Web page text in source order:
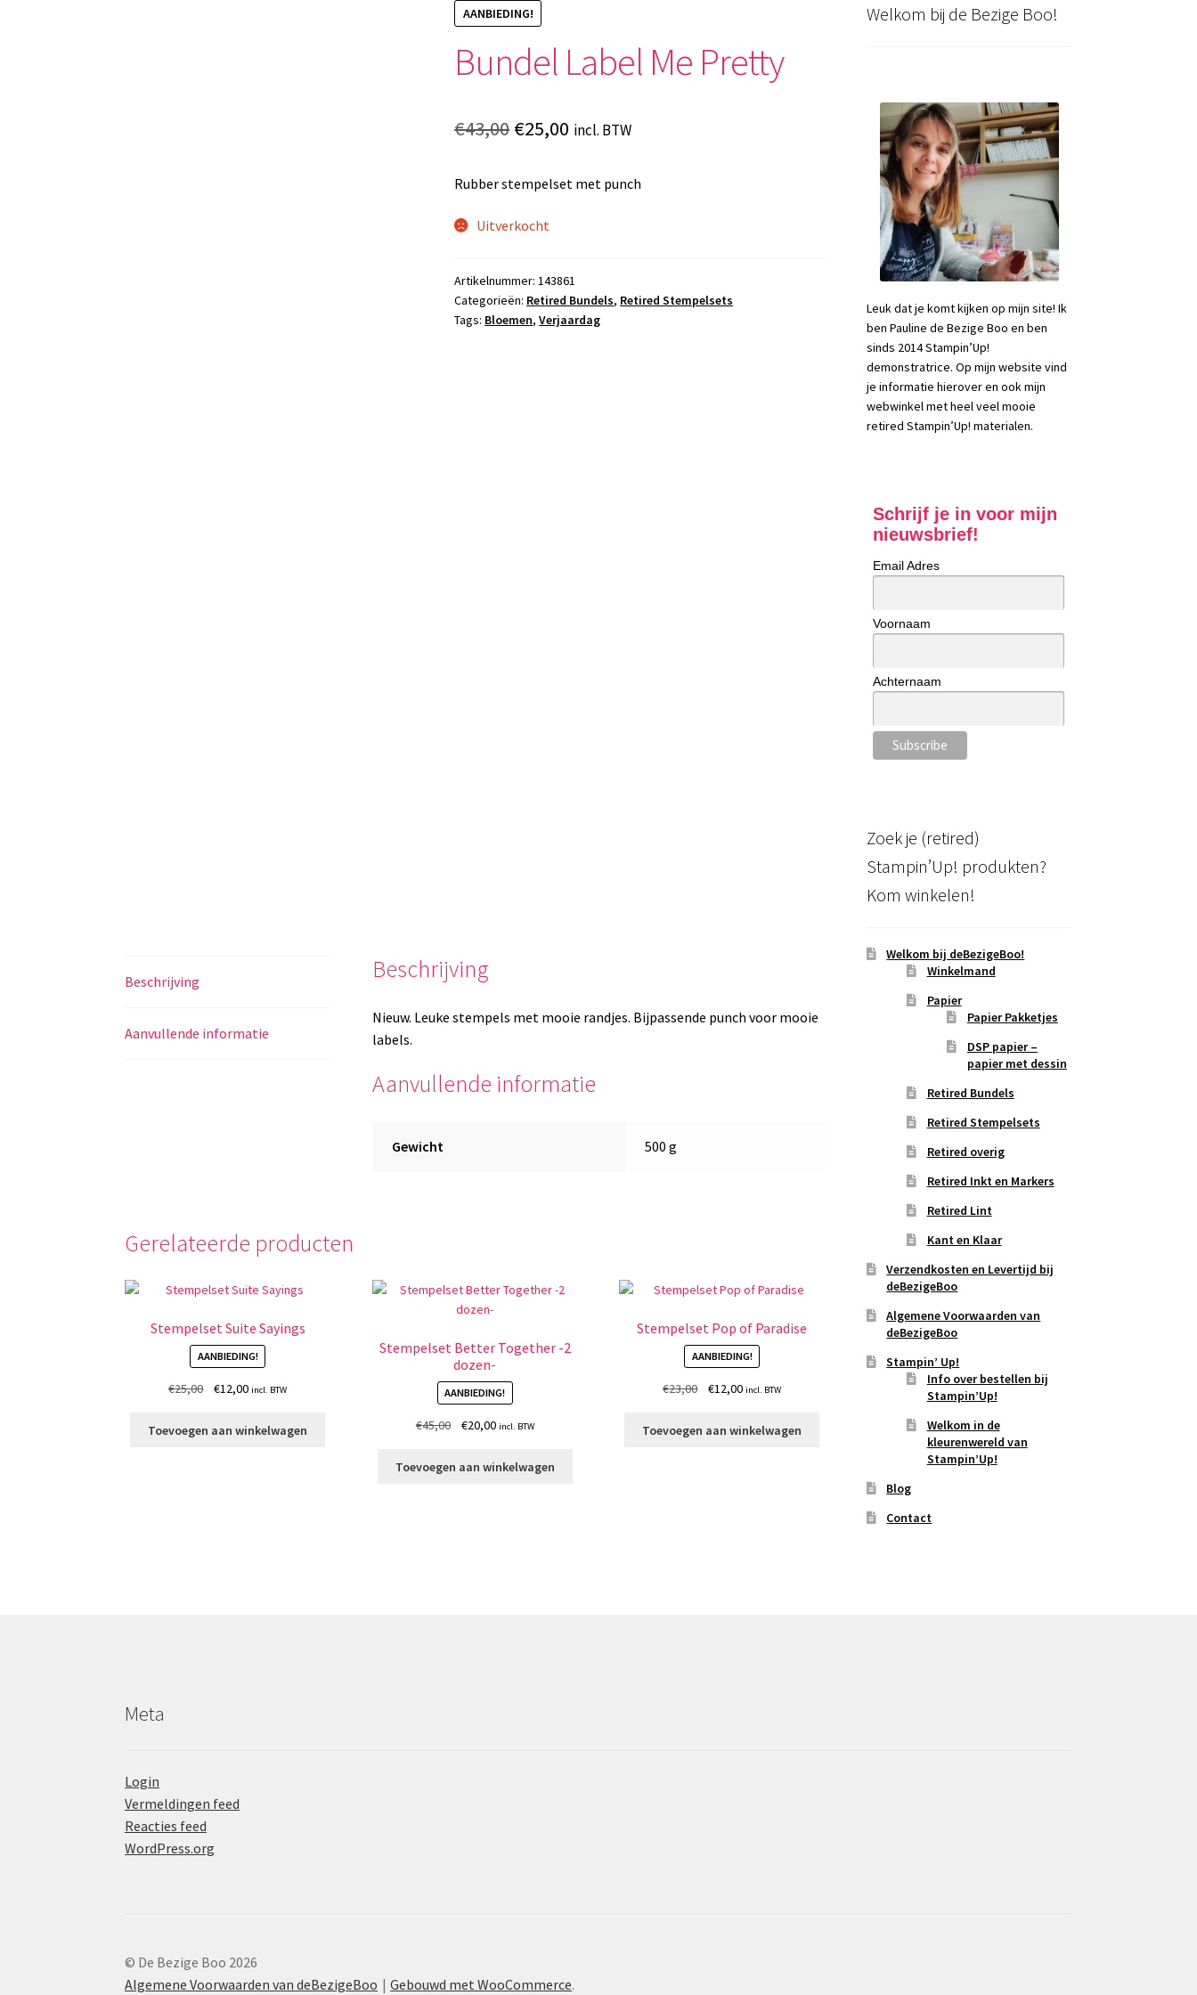
AANBIEDING!
Bundel Label Me Pretty
€43,00 Oorspronkelijke
was:
€43,00.
€25,00 Huidige
is:
incl. BTW
Rubber stempelset met punch
Uitverkocht
Artikelnummer:143861
Categorieën: Retired Bundels, Retired Stempelsets
Tags: Bloemen,Verjaardag
Beschrijving
Aanvullende informatie
Beschrijving
Nieuw. Leuke stempels met mooie randjes. Bijpassende punch voor mooie
labels.
Aanvullende informatie
Gewicht 500 g
Gerelateerde producten
Stempelset Suite Sayings
AANBIEDING!
€25,00
Oorspronkelijke
was:
€12,00Huidige
is:
incl. BTW
Toevoegen aan winkelwagen
Stempelset Better Together -2
dozen-
AANBIEDING!
€45,00
Oorspronkelijke
was:
€20,00Huidige
is:
incl. BTW
Toevoegen aan winkelwagen
Stempelset Pop of Paradise
AANBIEDING!
€23,00
Oorspronkelijke
was:
€12,00Huidige
is:
incl. BTW
Toevoegen aan winkelwagen
Welkom bij de Bezige Boo!
Leuk dat je komt kijken op mijn site! Ik
ben Pauline de Bezige Boo en ben
sinds 2014 Stampin’Up!
demonstratrice. Op mijn website vind
je informatie hierover en ook mijn
webwinkel met heel veel mooie
retired Stampin’Up! materialen.
Schrijf je in voor mijn
nieuwsbrief!
Email Adres
Voornaam
Achternaam
Zoek je (retired)
Stampin’Up! produkten?
Kom winkelen!
Welkom bij deBezigeBoo!
Winkelmand
Papier
Papier Pakketjes
DSP papier –
papier met dessin
Retired Bundels
Retired Stempelsets
Retired overig
Retired Inkt en Markers
Retired Lint
Kant en Klaar
Verzendkosten en Levertijd bij
deBezigeBoo
Algemene Voorwaarden van
deBezigeBoo
Stampin’ Up!
Info over bestellen bij
Stampin’Up!
Welkom in de
kleurenwereld van
Stampin’Up!
Blog
Contact
Meta
Login
Vermeldingen feed
Reacties feed
WordPress.org
© De Bezige Boo 2026
Algemene Voorwaarden van deBezigeBoo
Gebouwd met WooCommerce.